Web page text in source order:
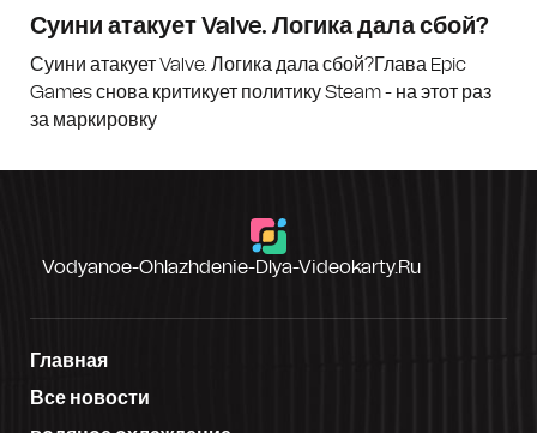
Суини атакует Valve. Логика дала сбой?
Суини атакует Valve. Логика дала сбой?Глава Epic
Games снова критикует политику Steam - на этот раз
за маркировку
Vodyanoe-Ohlazhdenie-Dlya-Videokarty.ru
Главная
Все новости